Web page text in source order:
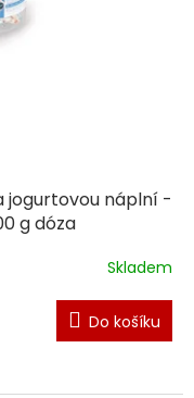
jogurtovou náplní -
g dóza
Skladem
Do košíku